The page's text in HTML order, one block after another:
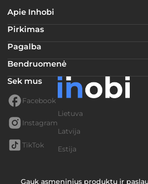
Apie Inhobi
Pirkimas
Pagalba
Bendruomenė
Sek mus
Facebook
Instagram
TikTok
Lietuva
Latvija
Estija
Gauk asmeninius produktų ir